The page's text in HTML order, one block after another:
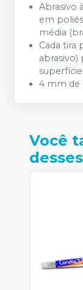
Abrasivo
em
média
Cada tira
abrasivo)
4 mm de
Você
desses